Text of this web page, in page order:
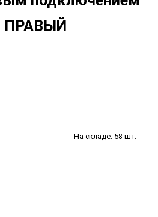
ПРАВЫЙ
На складе: 58 шт.